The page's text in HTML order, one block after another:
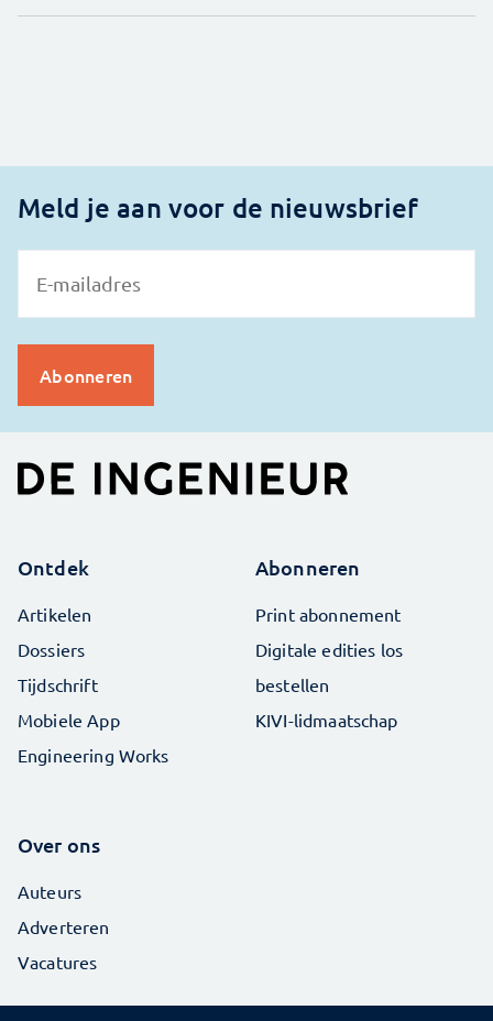
Meld je aan voor de nieuwsbrief
Ontdek
Artikelen
Dossiers
Tijdschrift
Mobiele App
Engineering Works
Abonneren
Print abonnement
Digitale edities los
bestellen
KIVI-lidmaatschap
Over ons
Auteurs
Adverteren
Vacatures